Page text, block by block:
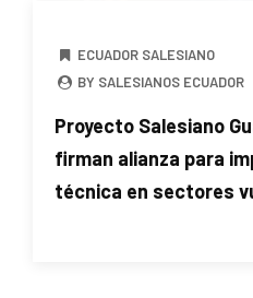
ECUADOR SALESIANO
BY SALESIANOS ECUADOR
Proyecto Salesiano
firman alianza para
técnica en sectores